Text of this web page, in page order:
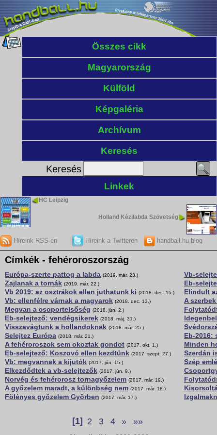
Összes cikk
Magyarország
Külföld
Képgaléria
Archívum
Keresés
Keresés
Linkek
HC Leipzig
Holland Kézilabda Szövetség
Híreink RSS-en Híreink a Twitteren handball.hu blog
Címkék - fehéroroszország
Európa-szerte pattog a labda (2019. már. 23.)
Zajlanak a tornák (2019. már. 22.)
Vb 2019: az osztrákok ellen juthatunk ki (2018. dec. 15.)
Vb: ellenfélre várnak a magyarok (2018. dec. 13.)
Megvan a csoportelsőség (2018. jún. 2.)
Eb-selejtező: vendégsikerek (2018. máj. 31.)
Visszavágtunk a hollandoknak (2018. már. 25.)
Selejtez Európa (2018. már. 21.)
A fehéroroszok sem okoztak gondot (2017. okt. 1.)
Eb-selejtező: Koszovó ellen kezdtünk (2017. szept. 27.)
Vb: megvannak a kijutók (2017. jún. 15.)
Elkezdődtek a vb-selejtezők (2017. jún. 9.)
Norvég és fehérorosz tornagyőzelem (2017. már. 19.)
A győzelem maradt, a különbség nem (2017. már. 18.)
Fölényes győzelem Győrben (2017. már. 17.)
Vb-
Eb-
Elindult
A
Eb-2016:
Minden
Szerdán
Szép
[1] 2 3 4 » »»